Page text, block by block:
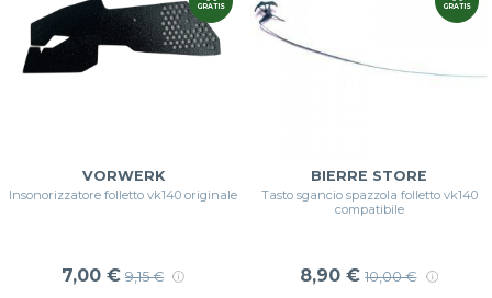
GRATIS
VORWERK
Insonorizzatore folletto vk140 originale
7,00 € 9,15 €
GRATIS
BIERRE STORE
Tasto sgancio spazzola folletto vk140
compatibile
8,90 € 10,00 €